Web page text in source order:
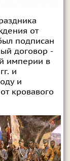
от
подписан
договор -
империи в
и
и
кровавого